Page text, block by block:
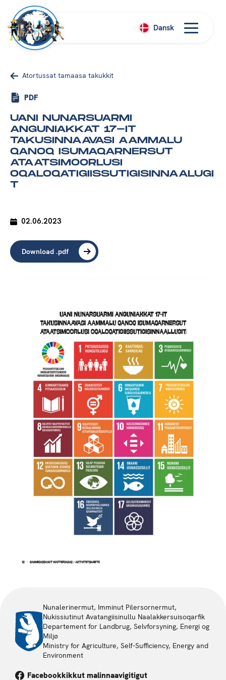
Dansk
Atortussat tamaasa takukkit
PDF
UANI NUNARSUARMI
ANGUNIAKKAT 17-IT
TAKUSINNAAVASI AAMMALU
QANOQ ISUMAQARNERSUT
ATAATSIMOORLUSI
OQALOQATIGIISSUTIGISINNAALUGI
T
02.06.2023
Download .pdf
Nunalerinermut, Imminut Pilersornermut,
Nukissiutinut Avatangiisinullu Naalakkersuisoqarfik
Departement for Landbrug, Selvforsyning, Energi og
Miljø
Ministry for Agriculture, Self-Sufficiency, Energy and
Environment
Facebookkikkut malinnaavigitigut